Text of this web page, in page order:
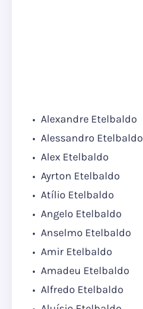
Alexandre Etelbaldo
Alessandro Etelbaldo
Alex Etelbaldo
Ayrton Etelbaldo
Atílio Etelbaldo
Angelo Etelbaldo
Anselmo Etelbaldo
Amir Etelbaldo
Amadeu Etelbaldo
Alfredo Etelbaldo